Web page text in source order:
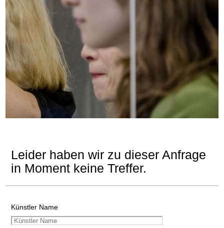
Leider haben wir zu dieser Anfrage
in Moment keine Treffer.
Künstler Name